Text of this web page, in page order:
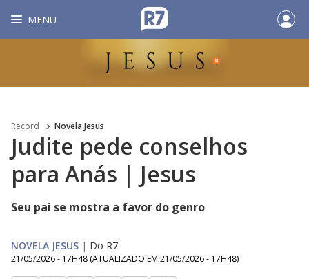
MENU
Record Novela Jesus
Judite pede conselhos
para Anás | Jesus
Seu pai se mostra a favor do genro
NOVELA JESUS | Do R7
21/05/2026 - 17H48 (ATUALIZADO EM 21/05/2026 - 17H48)